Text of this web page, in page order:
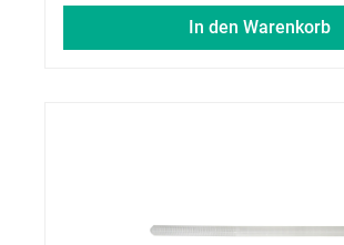
In den Warenkorb